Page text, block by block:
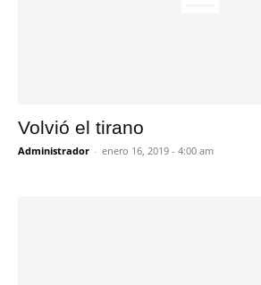
Volvió el tirano
Administrador - enero 16, 2019 - 4:00 am